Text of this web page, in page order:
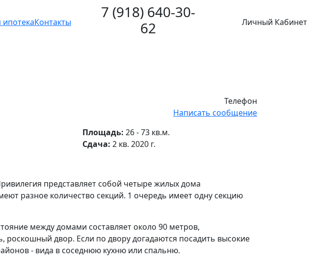
ипотекаКонтакты
7 (918) 640-30-
62
Личный Кабинет
Телефон
Написать сообщение
Площадь: 26 - 73 кв.м.
Сдача: 2 кв. 2020 г.
представляет собой четыре жилых дома
разное количество секций. 1 очередь имеет одну секцию
между домами составляет около 90 метров,
двор. Если по двору догадаются посадить высокие
- вида в соседнюю кухню или спальню.